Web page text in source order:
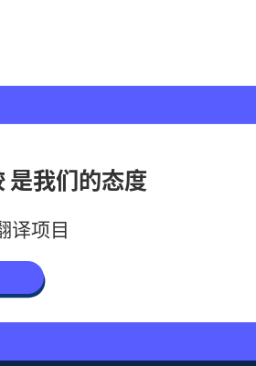
是我们的态度
译项目